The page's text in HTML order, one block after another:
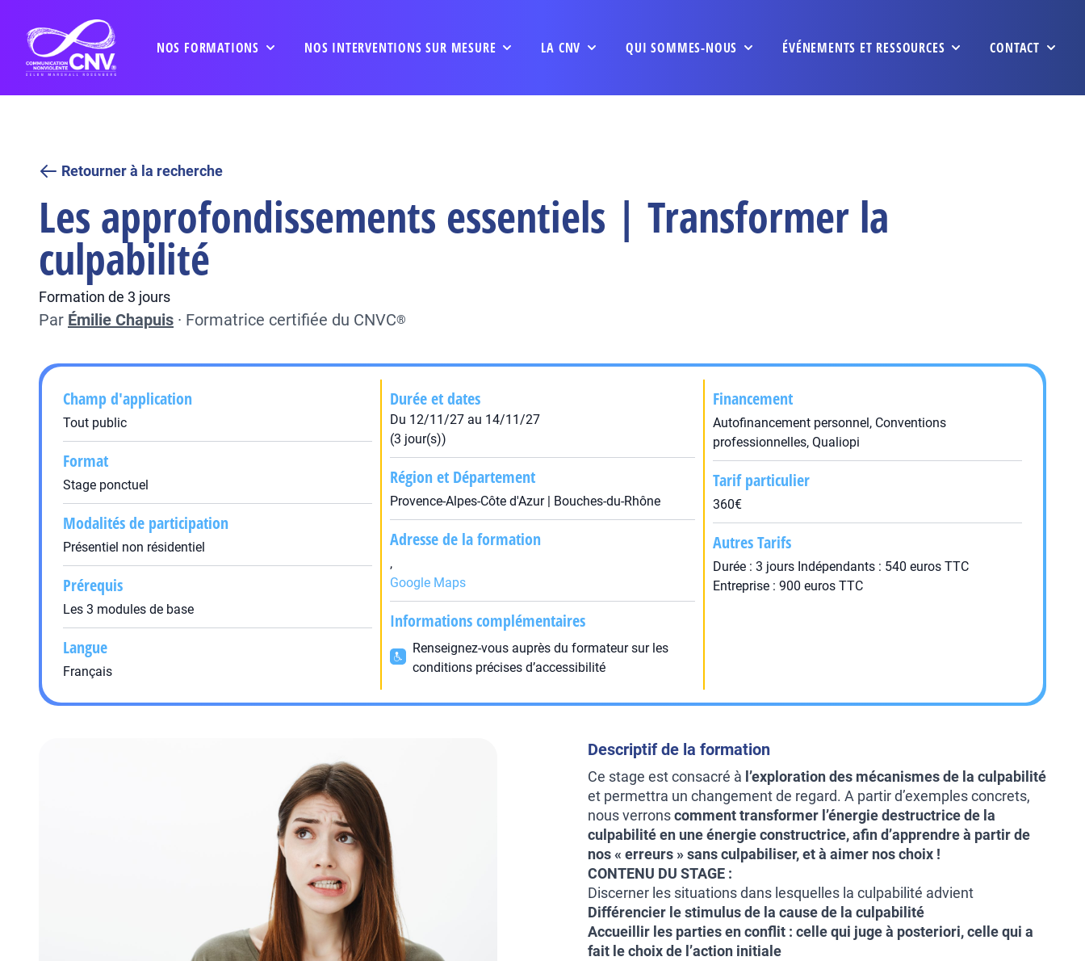
NOS FORMATIONS NOS INTERVENTIONS SUR MESURE LA CNV QUI SOMMES-NOUS ÉVÉNEMENTS ET RESSOURCES CONTACT
Retourner à la recherche
Les approfondissements essentiels | Transformer la
culpabilité
Formation de 3 jours
Par Émilie Chapuis · Formatrice certifiée du CNVC®
Champ d'application
Tout public
Format
Stage ponctuel
Modalités de participation
Présentiel non résidentiel
Prérequis
Les 3 modules de base
Langue
Français
Durée et dates
Du 12/11/27 au 14/11/27
(3 jour(s))
Région et Département
Provence-Alpes-Côte d'Azur | Bouches-du-Rhône
Adresse de la formation
,
Google Maps
Informations complémentaires
Renseignez-vous auprès du formateur sur les
conditions précises d’accessibilité
Financement
Autofinancement personnel, Conventions
professionnelles, Qualiopi
Tarif particulier
360€
Autres Tarifs
Durée : 3 jours Indépendants : 540 euros TTC
Entreprise : 900 euros TTC
Descriptif de la formation
Ce stage est consacré à l’exploration des mécanismes de la culpabilité
et permettra un changement de regard. A partir d’exemples concrets,
nous verronscomment transformer l’énergie destructrice de la
culpabilité en une énergie constructrice, afin d’apprendre à partir de
nos « erreurs » sans culpabiliser, et à aimer nos choix !
CONTENU DU STAGE :
Discerner les situations dans lesquelles la culpabilité advient
Différencier le stimulus de la cause de la culpabilité
Accueillir les parties en conflit : celle qui juge à posteriori, celle qui a
fait le choix de l’action initiale